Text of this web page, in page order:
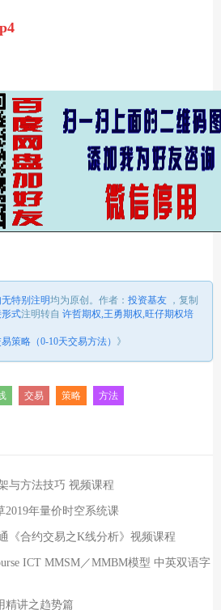
特别注明均为原创。 作者： 投资基友 ， 复制
形式注明转自 许哲期权,王勇期权,旺仔期权培
策略（0-10天交易方法） 》
交易 策略 方法
与方法技巧 视频课程
2019年量价时空系统课
《合约交易之K线分析》视频课程
ICT MMSM／MMBM模型 中英双语字
精讲之趋势篇